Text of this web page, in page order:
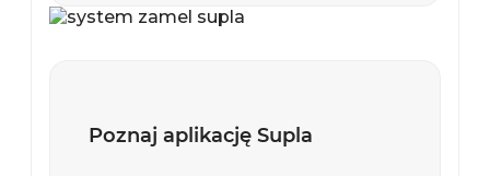
Poznaj aplikację Supla